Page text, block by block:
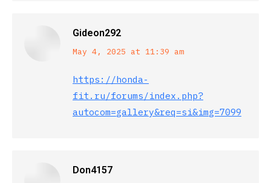
Gideon292
says:
May 4, 2025 at 11:39 am
https://honda-
fit.ru/forums/index.php?
autocom=gallery&req=si&img=7099
Don4157